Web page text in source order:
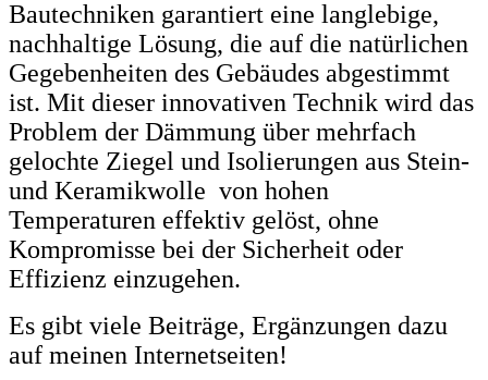
Bautechniken garantiert eine langlebige,
nachhaltige Lösung, die auf die natürlichen
Gegebenheiten des Gebäudes abgestimmt
ist. Mit dieser innovativen Technik wird das
Problem der Dämmung über mehrfach
gelochte Ziegel und Isolierungen aus Stein-
und Keramikwolle von hohen
Temperaturen effektiv gelöst, ohne
Kompromisse bei der Sicherheit oder
Effizienz einzugehen.
Es gibt viele Beiträge, Ergänzungen dazu
auf meinen Internetseiten!